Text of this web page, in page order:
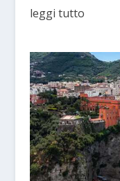
leggi tutto